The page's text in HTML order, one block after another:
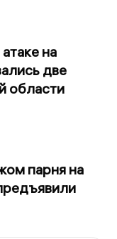
на
две
области
парня на